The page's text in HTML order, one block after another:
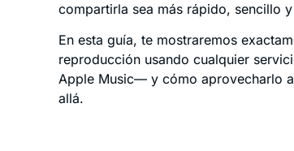
compartirla sea más rápido, sencillo
En esta guía, te mostraremos
reproducción usando cualquier
Apple Music— y cómo aprovecharlo
allá.